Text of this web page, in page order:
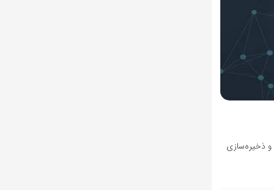
و ذخیره‌سازی